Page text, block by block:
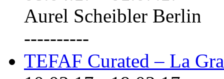
Aurel Scheibler Berlin
----------
TEFAF Curated – La